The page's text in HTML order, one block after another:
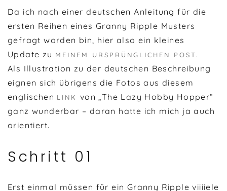
Da ich nach einer deutschen Anleitung für die
ersten Reihen eines Granny Ripple Musters
gefragt worden bin, hier also ein kleines
Update zu MEINEM URSPRÜNGLICHEN POST.
Als Illustration zu der deutschen Beschreibung
eignen sich übrigens die Fotos aus diesem
englischen LINK
von „The Lazy Hobby Hopper“
ganz wunderbar – daran hatte ich mich ja auch
orientiert.
Schritt 01
Erst einmal müssen für ein Granny Ripple viiiiele